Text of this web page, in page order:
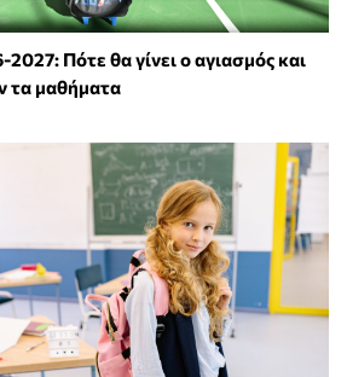
Πότε θα γίνει ο αγιασμός και
τα μαθήματα